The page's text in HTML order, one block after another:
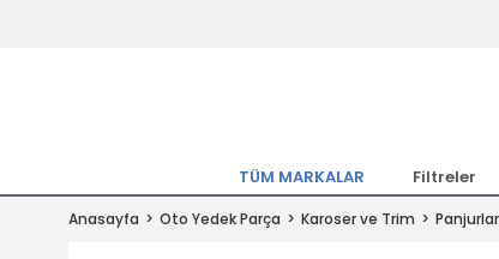
Tıkla Al, Mutlu Kal!
TÜM MARKALAR Filtreler
Anasayfa Oto Yedek Parça Karoser ve Trim